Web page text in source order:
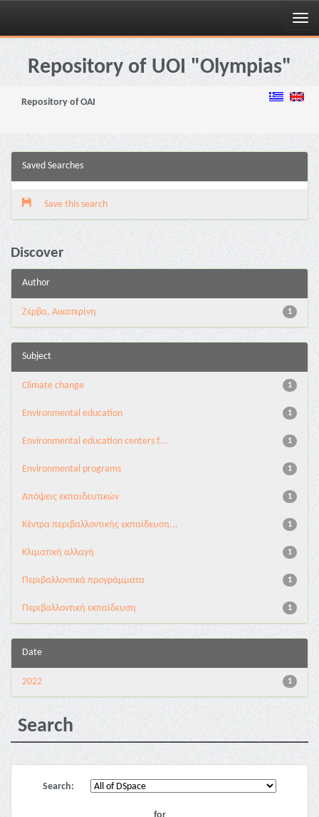
Skip
navigationRepository of UOI "Olympias"
Repository of OAI
Saved Searches
Save this search
Discover
Author
1
Ζέρβα, Αικατερίνη
Subject
1
Climate change
1
Environmental education
1
Environmental education centers f...
1
Environmental programs
1
Απόψεις εκπαιδευτικών
1
Κέντρα περιβαλλοντικής εκπαίδευση...
1
Κλιματική αλλαγή
1
Περιβαλλοντικά προγράμματα
1
Περιβαλλοντική εκπαίδευση
Date
1
2022
Search
Search: